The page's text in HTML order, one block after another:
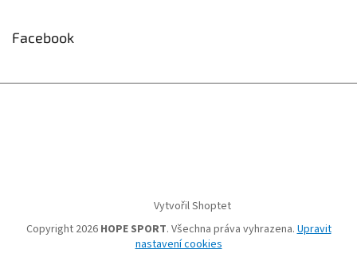
Facebook
Vytvořil Shoptet
Copyright 2026 HOPE SPORT. Všechna práva vyhrazena. Upravit
nastavení cookies